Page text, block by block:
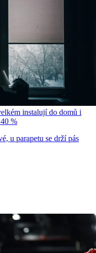
instalují do domů i
%
u parapetu se drží pás